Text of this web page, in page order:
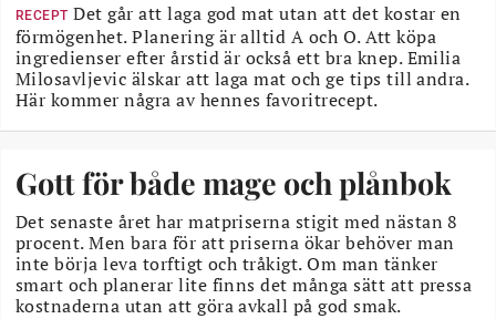
RECEPT Det går att laga god mat utan att det kostar en
förmögenhet. Planering är alltid A och O. Att köpa
ingredienser efter årstid är också ett bra knep. Emilia
Milosavljevic älskar att laga mat och ge tips till andra.
Här kommer några av hennes favoritrecept.
Gott för både mage och plånbok
Det senaste året har matpriserna stigit med nästan 8
procent. Men bara för att priserna ökar behöver man
inte börja leva torftigt och tråkigt. Om man tänker
smart och planerar lite finns det många sätt att pressa
kostnaderna utan att göra avkall på god smak.